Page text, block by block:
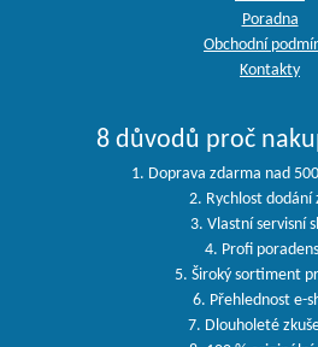
Poradna
Obchodní
Kontakty
8 důvodů proč
1. Doprava zdarma nad
2. Rychlost dodání
3. Vlastní servisní
4. Profi
5. Široký sortiment
6. Přehlednost e-
7. Dlouholeté